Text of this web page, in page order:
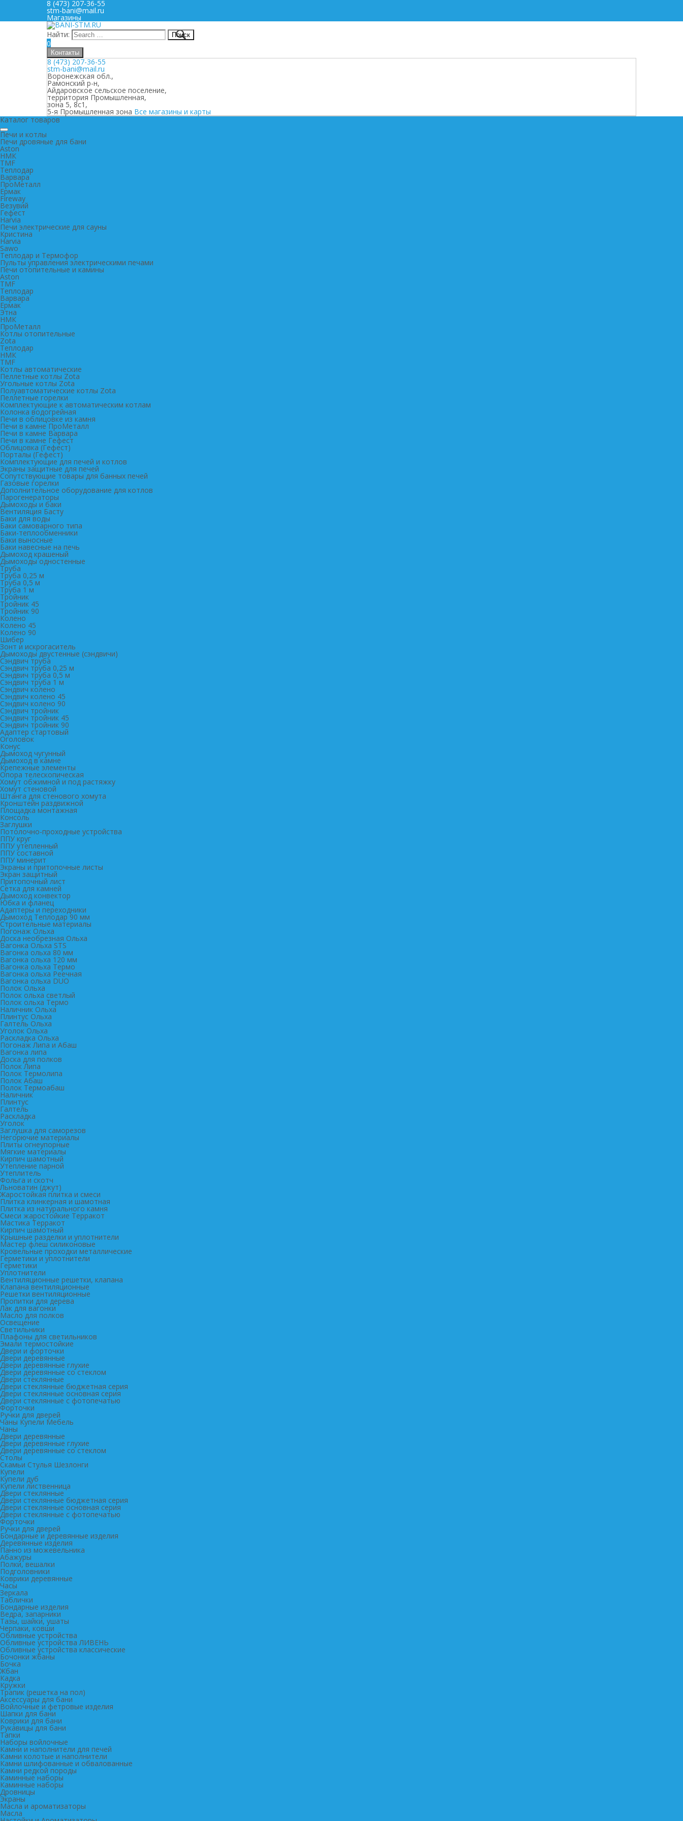
8 (473) 207-36-55
stm-bani@mail.ru
Магазины
Найти:
0
Контакты
8 (473) 207-36-55
stm-bani@mail.ru
Воронежская обл.,
Рамонский р-н,
Айдаровское сельское поселение,
территория Промышленная,
зона 5, 8с1,
5-я Промышленная зона Все магазины и карты
Каталог товаров
Печи и котлы
Печи дровяные для бани
Aston
НМК
TMF
Теплодар
Варвара
ПроМеталл
Ермак
Fireway
Везувий
Гефест
Harvia
Печи электрические для сауны
Кристина
Harvia
Sawo
Теплодар и Термофор
Пульты управления электрическими печами
Печи отопительные и камины
Aston
TMF
Теплодар
Варвара
Ермак
Этна
НМК
ПроМеталл
Котлы отопительные
Zota
Теплодар
НМК
TMF
Котлы автоматические
Пеллетные котлы Zota
Угольные котлы Zota
Полуавтоматические котлы Zota
Пеллетные горелки
Комплектующие к автоматическим котлам
Колонка водогрейная
Печи в облицовке из камня
Печи в камне ПроМеталл
Печи в камне Варвара
Печи в камне Гефест
Облицовка (Гефест)
Порталы (Гефест)
Комплектующие для печей и котлов
Экраны защитные для печей
Сопутствующие товары для банных печей
Газовые горелки
Дополнительное оборудование для котлов
Парогенераторы
Дымоходы и баки
Вентиляция Басту
Баки для воды
Баки самоварного типа
Баки-теплообменники
Баки выносные
Баки навесные на печь
Дымоход крашеный
Дымоходы одностенные
Труба
Труба 0,25 м
Труба 0,5 м
Труба 1 м
Тройник
Тройник 45
Тройник 90
Колено
Колено 45
Колено 90
Шибер
Зонт и искрогаситель
Дымоходы двустенные (сэндвичи)
Сэндвич труба
Сэндвич труба 0,25 м
Сэндвич труба 0,5 м
Сэндвич труба 1 м
Сэндвич колено
Сэндвич колено 45
Сэндвич колено 90
Сэндвич тройник
Сэндвич тройник 45
Сэндвич тройник 90
Адаптер стартовый
Оголовок
Конус
Дымоход чугунный
Дымоход в камне
Крепежные элементы
Опора телескопическая
Хомут обжимной и под растяжку
Хомут стеновой
Штанга для стенового хомута
Кронштейн раздвижной
Площадка монтажная
Консоль
Заглушки
Потолочно-проходные устройства
ППУ круг
ППУ утепленный
ППУ составной
ППУ минерит
Экраны и притопочные листы
Экран защитный
Притопочный лист
Сетка для камней
Дымоход конвектор
Юбка и фланец
Адаптеры и переходники
Дымоход Теплодар 90 мм
Cтроительные материалы
Погонаж Ольха
Доска необрезная Ольха
Вагонка Ольха STS
Вагонка ольха 80 мм
Вагонка ольха 120 мм
Вагонка ольха Термо
Вагонка ольха Реечная
Вагонка ольха DUO
Полок Ольха
Полок ольха светлый
Полок ольха Термо
Наличник Ольха
Плинтус Ольха
Галтель Ольха
Уголок Ольха
Раскладка Ольха
Погонаж Липа и Абаш
Вагонка липа
Доска для полков
Полок Липа
Полок Термолипа
Полок Абаш
Полок Термоабаш
Наличник
Плинтус
Галтель
Раскладка
Уголок
Заглушка для саморезов
Негорючие материалы
Плиты огнеупорные
Мягкие материалы
Кирпич шамотный
Утепление парной
Утеплитель
Фольга и скотч
Льноватин (джут)
Жаростойкая плитка и смеси
Плитка клинкерная и шамотная
Плитка из натурального камня
Смеси жаростойкие Терракот
Мастика Терракот
Кирпич шамотный
Крышные разделки и уплотнители
Мастер флеш силиконовые
Кровельные проходки металлические
Герметики и уплотнители
Герметики
Уплотнители
Вентиляционные решетки, клапана
Клапана вентиляционные
Решетки вентиляционные
Пропитки для дерева
Лак для вагонки
Масло для полков
Освещение
Светильники
Плафоны для светильников
Эмали термостойкие
Двери и форточки
Двери деревянные
Двери деревянные глухие
Двери деревянные со стеклом
Двери стеклянные
Двери стеклянные бюджетная серия
Двери стеклянные основная серия
Двери стеклянные с фотопечатью
Форточки
Ручки для дверей
Чаны Купели Мебель
Чаны
Двери деревянные
Двери деревянные глухие
Двери деревянные со стеклом
Столы
Скамьи Стулья Шезлонги
Купели
Купели дуб
Купели лиственница
Двери стеклянные
Двери стеклянные бюджетная серия
Двери стеклянные основная серия
Двери стеклянные с фотопечатью
Форточки
Ручки для дверей
Бондарные и деревянные изделия
Деревянные изделия
Панно из можевельника
Абажуры
Полки, вешалки
Подголовники
Коврики деревянные
Часы
Зеркала
Таблички
Бондарные изделия
Ведра, запарники
Тазы, шайки, ушаты
Черпаки, ковши
Обливные устройства
Обливные устройства ЛИВЕНЬ
Обливные устройства классические
Бочонки жбаны
Бочка
Жбан
Кадка
Кружки
Трапик (решетка на пол)
Аксессуары для бани
Войлочные и фетровые изделия
Шапки для бани
Коврики для бани
Рукавицы для бани
Тапки
Наборы войлочные
Камни и наполнители для печей
Камни колотые и наполнители
Камни шлифованные и обвалованные
Камни редкой породы
Каминные наборы
Каминные наборы
Дровницы
Экраны
Масла и ароматизаторы
Масла